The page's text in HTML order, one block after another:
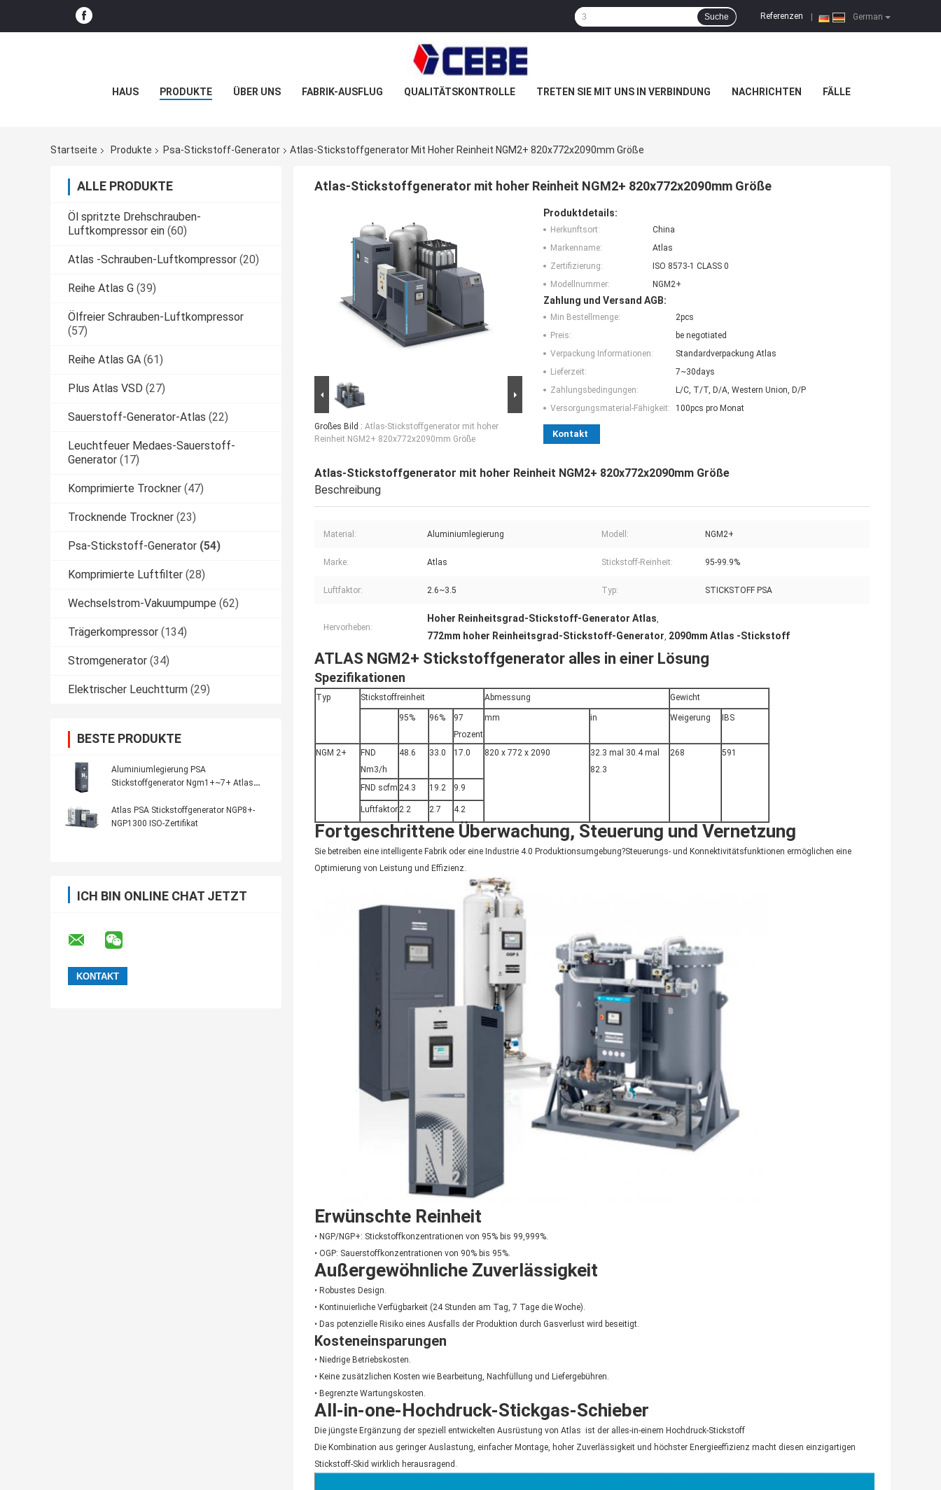
German
Referenzen
Suche
HAUS PRODUKTE ÜBER UNS FABRIK-AUSFLUG QUALITÄTSKONTROLLE TRETEN SIE MIT UNS IN VERBINDUNG NACHRICHTEN FÄLLE
Startseite Produkte Psa-Stickstoff-Generator Atlas-Stickstoffgenerator Mit Hoher Reinheit NGM2+ 820x772x2090mm Größe
ALLE PRODUKTE
Öl spritzte Drehschrauben-
Luftkompressor ein (60)
Atlas -Schrauben-Luftkompressor (20)
Reihe Atlas G (39)
Ölfreier Schrauben-Luftkompressor
(57)
Reihe Atlas GA (61)
Plus Atlas VSD (27)
Sauerstoff-Generator-Atlas (22)
Leuchtfeuer Medaes-Sauerstoff-
Generator (17)
Komprimierte Trockner (47)
Trocknende Trockner (23)
Psa-Stickstoff-Generator (54)
Komprimierte Luftfilter (28)
Wechselstrom-Vakuumpumpe (62)
Trägerkompressor (134)
Stromgenerator (34)
Elektrischer Leuchtturm (29)
BESTE PRODUKTE
Aluminiumlegierung PSA
Stickstoffgenerator Ngm1+~7+ Atlas
Atlas PSA Stickstoffgenerator NGP8+-
NGP1300 ISO-Zertifikat
ICH BIN ONLINE CHAT JETZT
Atlas-Stickstoffgenerator mit hoher Reinheit NGM2+ 820x772x2090mm Größe
Großes Bild : Atlas-Stickstoffgenerator mit hoher
Reinheit NGM2+ 820x772x2090mm Größe
Produktdetails:
Herkunftsort:
China
Markenname:
Atlas
Zertifizierung:
ISO 8573-1 CLASS 0
Modellnummer:
NGM2+
Zahlung und Versand AGB:
Min Bestellmenge:
2pcs
Preis:
be negotiated
Verpackung Informationen:
Standardverpackung Atlas
Lieferzeit:
7~30days
Zahlungsbedingungen:
L/C, T/T, D/A, Western Union, D/P
Versorgungsmaterial-Fähigkeit:
100pcs pro Monat
Kontakt
Atlas-Stickstoffgenerator mit hoher Reinheit NGM2+ 820x772x2090mm Größe
Beschreibung
Material: Aluminiumlegierung Modell: NGM2+
Marke: Atlas Stickstoff-Reinheit: 95-99.9%
Luftfaktor: 2.6~3.5 Typ: STICKSTOFF PSA
Hervorheben:
Hoher Reinheitsgrad-Stickstoff-Generator Atlas,
772mm hoher Reinheitsgrad-Stickstoff-Generator, 2090mm Atlas -Stickstoff
ATLAS NGM2+ Stickstoffgenerator alles in einer Lösung
Spezifikationen
Typ Stickstoffreinheit Abmessung Gewicht
95% 96%
97
Prozent
mm in Weigerung IBS
NGM 2+
FND
Nm3/h
48.6 33.0 17.0 820 x 772 x 2090
32.3 mal 30.4 mal
82.3
268 591
FND scfm 24.3 19.2 9.9
Luftfaktor2.2 2.7 4.2
Fortgeschrittene Überwachung, Steuerung und Vernetzung
Sie betreiben eine intelligente Fabrik oder eine Industrie 4.0 Produktionsumgebung?Steuerungs- und Konnektivitätsfunktionen ermöglichen eine
Optimierung von Leistung und Effizienz.
Erwünschte Reinheit
• NGP/NGP+: Stickstoffkonzentrationen von 95% bis 99,999%.
• OGP: Sauerstoffkonzentrationen von 90% bis 95%.
Außergewöhnliche Zuverlässigkeit
• Robustes Design.
• Kontinuierliche Verfügbarkeit (24 Stunden am Tag, 7 Tage die Woche).
• Das potenzielle Risiko eines Ausfalls der Produktion durch Gasverlust wird beseitigt.
Kosteneinsparungen
• Niedrige Betriebskosten.
• Keine zusätzlichen Kosten wie Bearbeitung, Nachfüllung und Liefergebühren.
• Begrenzte Wartungskosten.
All-in-one-Hochdruck-Stickgas-Schieber
Die jüngste Ergänzung der speziell entwickelten Ausrüstung von Atlas  ist der alles-in-einem Hochdruck-Stickstoff
Die Kombination aus geringer Auslastung, einfacher Montage, hoher Zuverlässigkeit und höchster Energieeffizienz macht diesen einzigartigen
Stickstoff-Skid wirklich herausragend.